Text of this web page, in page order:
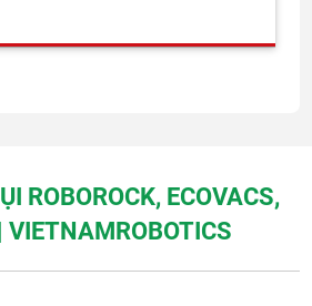
ROBOROCK, ECOVACS,
VIETNAMROBOTICS